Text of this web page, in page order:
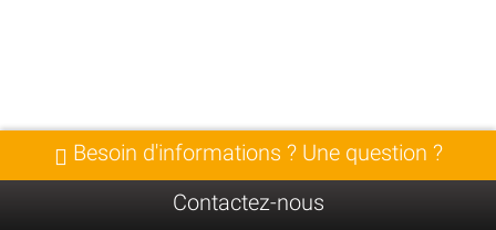
Besoin d'informations ? Une question ?
Contactez-nous